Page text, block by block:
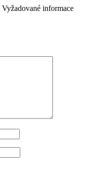
Vyžadované informace